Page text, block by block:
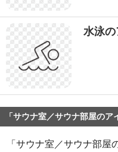
水泳
「サウナ室／サウナ部屋の
「サウナ室／サウナ部